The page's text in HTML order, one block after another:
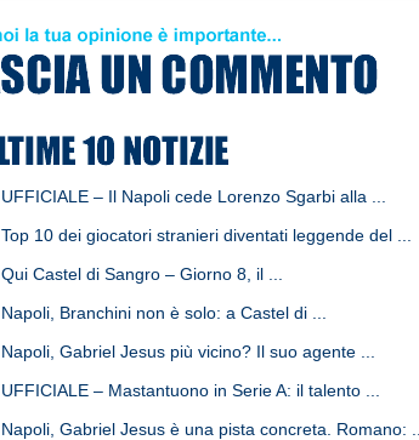
UFFICIALE – Il Napoli cede Lorenzo Sgarbi alla ...
Top 10 dei giocatori stranieri diventati leggende del ...
Qui Castel di Sangro – Giorno 8, il ...
Napoli, Branchini non è solo: a Castel di ...
Napoli, Gabriel Jesus più vicino? Il suo agente ...
UFFICIALE – Mastantuono in Serie A: il talento ...
Napoli, Gabriel Jesus è una pista concreta. Romano: ...